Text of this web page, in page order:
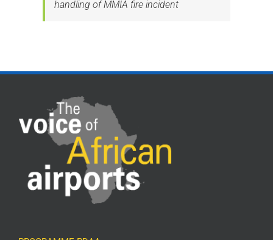
handling of MMIA fire incident